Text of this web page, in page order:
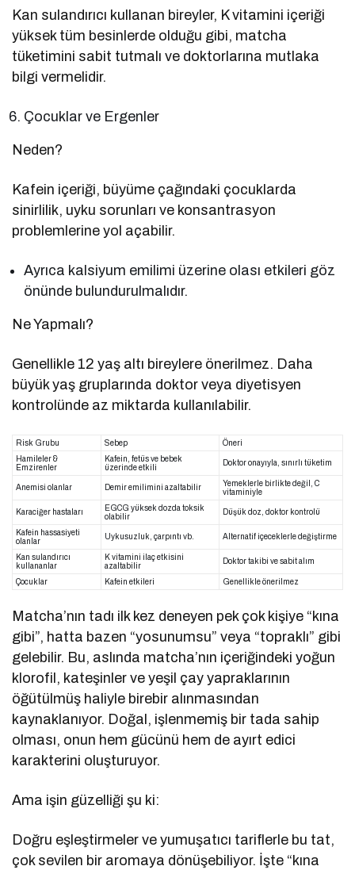
Kan sulandırıcı kullanan bireyler, K vitamini içeriği
yüksek tüm besinlerde olduğu gibi, matcha
tüketimini sabit tutmalı ve doktorlarına mutlaka
bilgi vermelidir.
Çocuklar ve Ergenler
Neden?
Kafein içeriği, büyüme çağındaki çocuklarda
sinirlilik, uyku sorunları ve konsantrasyon
problemlerine yol açabilir.
Ayrıca kalsiyum emilimi üzerine olası etkileri göz
önünde bulundurulmalıdır.
Ne Yapmalı?
Genellikle 12 yaş altı bireylere önerilmez. Daha
büyük yaş gruplarında doktor veya diyetisyen
kontrolünde az miktarda kullanılabilir.
Risk Grubu Sebep
Öneri
Hamileler &
Emzirenler
Kafein, fetüs ve bebek
üzerinde etkili
Doktor onayıyla, sınırlı tüketim
Anemisi olanlar Demir emilimini azaltabilir
Yemeklerle birlikte değil, C
vitaminiyle
Karaciğer hastaları
EGCG yüksek dozda toksik
olabilir
Düşük doz, doktor kontrolü
Kafein hassasiyeti
olanlar
Uykusuzluk, çarpıntı vb. Alternatif içeceklerle değiştirme
Kan sulandırıcı
kullananlar
K vitamini ilaç etkisini
azaltabilir
Doktor takibi ve sabit alım
Çocuklar Kafein etkileri Genellikle önerilmez
Matcha’nın tadı ilk kez deneyen pek çok kişiye “kına
gibi”, hatta bazen “yosunumsu” veya “topraklı” gibi
gelebilir. Bu, aslında matcha’nın içeriğindeki yoğun
klorofil, kateşinler ve yeşil çay yapraklarının
öğütülmüş haliyle birebir alınmasından
kaynaklanıyor. Doğal, işlenmemiş bir tada sahip
olması, onun hem gücünü hem de ayırt edici
karakterini oluşturuyor.
Ama işin güzelliği şu ki:
Doğru eşleştirmeler ve yumuşatıcı tariflerle bu tat,
çok sevilen bir aromaya dönüşebiliyor. İşte “kına